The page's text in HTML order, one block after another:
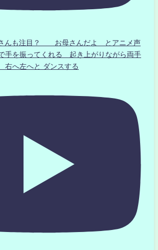
さんも注目？ お母さんだよ とアニメ声
手を振ってくれる 起き上がりながら両手
へ左へと ダンスする